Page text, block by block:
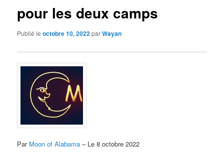
pour les deux camps
Publié leoctobre 10, 2022parWayan
Par Moon of Alabama – Le 8 octobre 2022